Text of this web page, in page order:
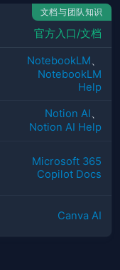
文档与团队知识
官方入口/文档
NotebookLM、
NotebookLM
Help
Notion AI、
Notion AI Help
Microsoft 365
Copilot Docs
Canva AI